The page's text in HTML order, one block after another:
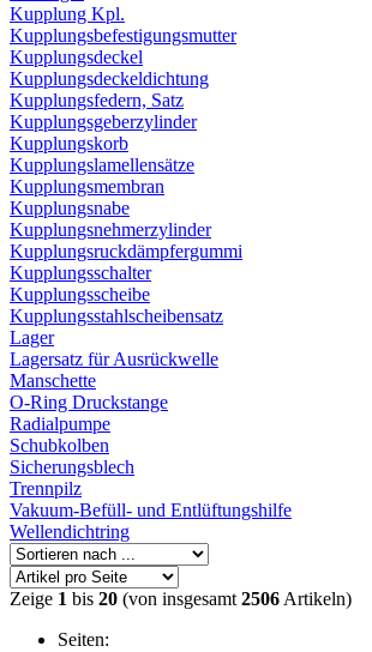
Kupplung Kpl.
Kupplungsbefestigungsmutter
Kupplungsdeckel
Kupplungsdeckeldichtung
Kupplungsfedern, Satz
Kupplungsgeberzylinder
Kupplungskorb
Kupplungslamellensätze
Kupplungsmembran
Kupplungsnabe
Kupplungsnehmerzylinder
Kupplungsruckdämpfergummi
Kupplungsschalter
Kupplungsscheibe
Kupplungsstahlscheibensatz
Lager
Lagersatz für Ausrückwelle
Manschette
O-Ring Druckstange
Radialpumpe
Schubkolben
Sicherungsblech
Trennpilz
Vakuum-Befüll- und Entlüftungshilfe
Wellendichtring
Zeige 1 bis 20 (von insgesamt2506Artikeln)
Seiten: